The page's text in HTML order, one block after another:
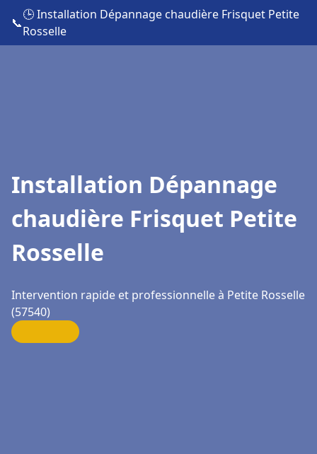
📞
🕒 Installation Dépannage chaudière Frisquet Petite
Rosselle
Installation Dépannage
chaudière Frisquet Petite
Rosselle
Intervention rapide et professionnelle à Petite Rosselle
(57540)